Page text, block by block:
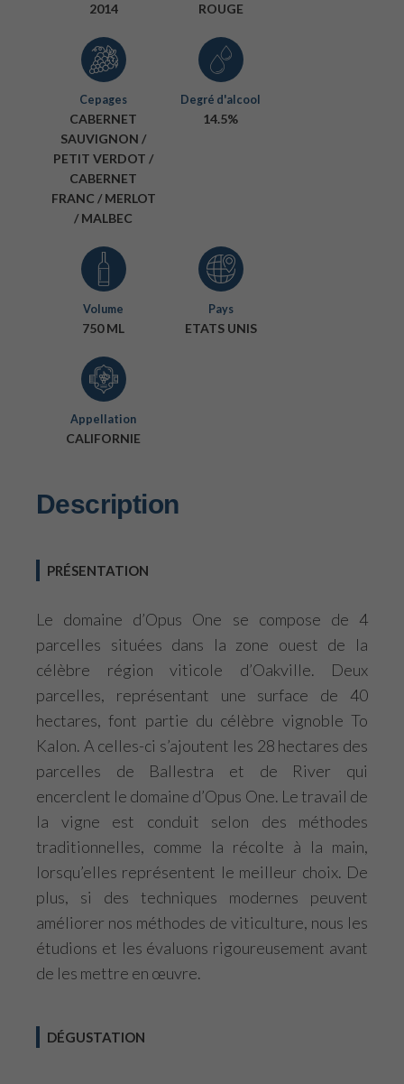
2014 ROUGE
Cepages
CABERNET
SAUVIGNON /
PETIT VERDOT /
CABERNET
FRANC / MERLOT
/ MALBEC
Degré d'alcool
14.5%
Volume
750 ML
Pays
ETATS UNIS
Appellation
CALIFORNIE
Description
PRÉSENTATION
Le domaine d’Opus One se compose de 4
parcelles situées dans la zone ouest de la
célèbre région viticole d’Oakville. Deux
parcelles, représentant une surface de 40
hectares, font partie du célèbre vignoble To
Kalon. A celles-ci s’ajoutent les 28 hectares des
parcelles de Ballestra et de River qui
encerclent le domaine d’Opus One. Le travail de
la vigne est conduit selon des méthodes
traditionnelles, comme la récolte à la main,
lorsqu’elles représentent le meilleur choix. De
plus, si des techniques modernes peuvent
améliorer nos méthodes de viticulture, nous les
étudions et les évaluons rigoureusement avant
de les mettre en œuvre.
DÉGUSTATION